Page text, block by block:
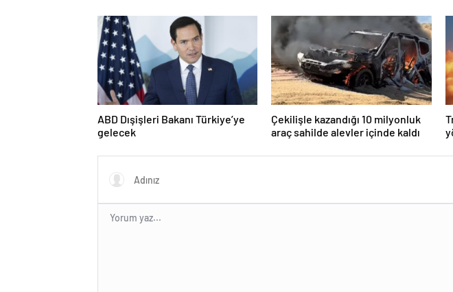
ABD Dışişleri Bakanı Türkiye’ye
gelecek
Çekilişle kazandığı 10 milyonluk
araç sahilde alevler içinde kaldı